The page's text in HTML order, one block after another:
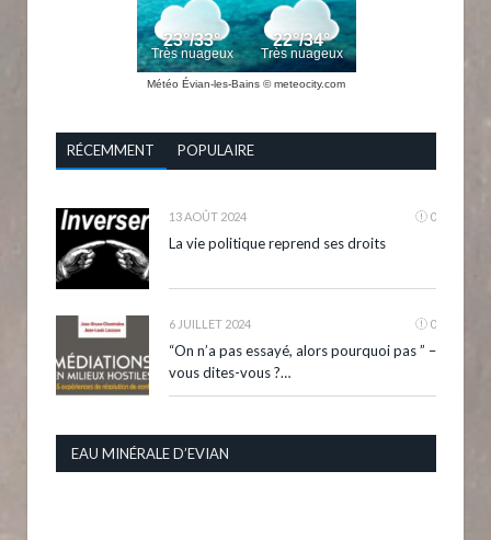
Météo Évian-les-Bains © meteocity.com
RÉCEMMENT POPULAIRE
13 AOÛT 2024 0
La vie politique reprend ses droits
6 JUILLET 2024 0
“On n’a pas essayé, alors pourquoi pas ” –
vous dites-vous ?…
EAU MINÉRALE D’EVIAN